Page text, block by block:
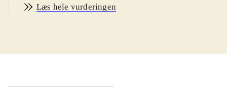
Præmien er, at han bliver en gud i et
skæbnen for de mennesker der beder
besejre fysiske manifestationer - i en
Læs hele vurderingen